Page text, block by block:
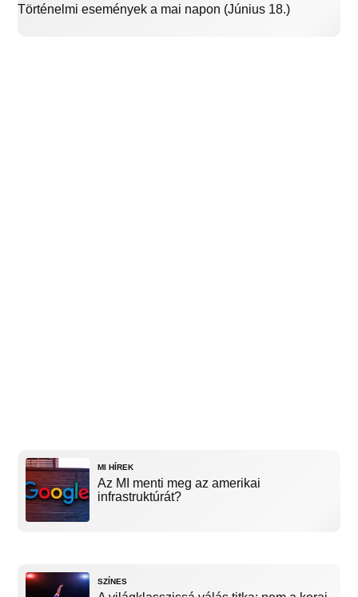
Történelmi események a mai napon (Június 18.)
MI HÍREK
Az MI menti meg az amerikai
infrastruktúrát?
SZÍNES